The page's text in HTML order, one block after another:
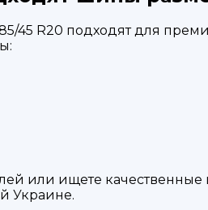
45 R20 подходят для
или ищете
Украине.